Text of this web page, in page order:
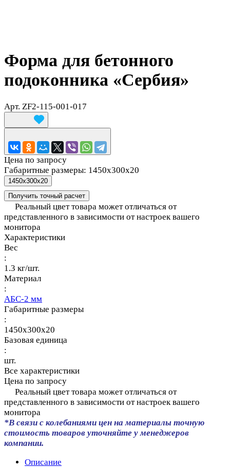
Форма для бетонного
подоконника «Сербия»
Арт. ZF2-115-001-017
Цена по запросу
Габаритные размеры: 1450х300х20
1450х300х20
Получить точный расчет
Реальный цвет товара может отличаться от
представленного в зависимости от настроек вашего
монитора
Характеристики
Вес
:
1.3 кг/шт.
Материал
:
АБС-2 мм
Габаритные размеры
:
1450х300х20
Базовая единица
:
шт.
Все характеристики
Цена по запросу
Реальный цвет товара может отличаться от
представленного в зависимости от настроек вашего
монитора
*В связи с колебаниями цен на материалы точную
стоимость товаров уточняйте у менеджеров
компании.
Описание